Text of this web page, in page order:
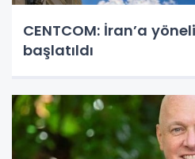
CENTCOM: İran’a
başlatıldı